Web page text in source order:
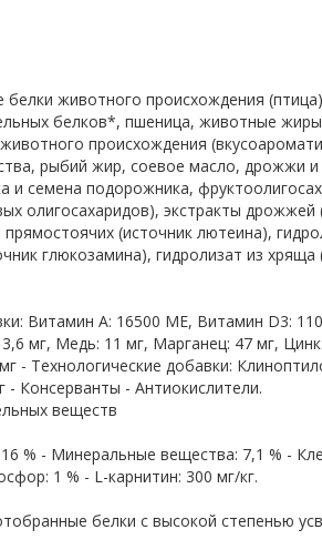
животного происхождения
белков*, пшеница, животные
происхождения
рыбий жир, соевое масло, дрожжи
и семена подорожника,
олигосахаридов), экстракты дрожжей
прямостоячих (источник лютеина),
глюкозамина), гидролизат из хряща
Витамин A: 16500 ME, Витамин D3:
мг, Медь: 11 мг, Марганец: 47 мг,
- Технологические добавки:
- Консерванты - Антиокислители.
веществ
% - Минеральные вещества: 7,1 % -
1 % - L-карнитин: 300 мг/кг.
белки с высокой степенью